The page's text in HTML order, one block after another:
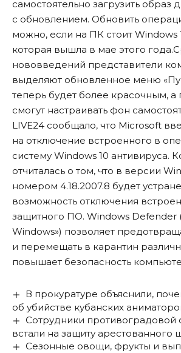
самостоятельно загрузить образ
с обновлением. Обновить
можно, если на ПК стоит Windows
которая вышла в мае этого
нововведений представители
выделяют обновленное меню
теперь будет более красочным, а
смогут настраивать фон
LIVE24 сообщало, что Microsoft
на отключение встроенного в
систему Windows 10 антивируса.
отчиталась о том, что в версии
номером 4.18.2007.8 будет
возможность отключения
защитного ПО. Windows Defender
Windows») позволяет
и перемещать в карантин
повышает безопасность
В прокуратуре объяснили,
об убийстве кубанских
Сотрудники противоградовой
встали на защиту арестованного
Сезонные овощи, фрукты и